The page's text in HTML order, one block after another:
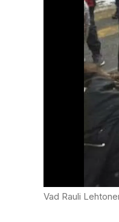
Vad Rauli